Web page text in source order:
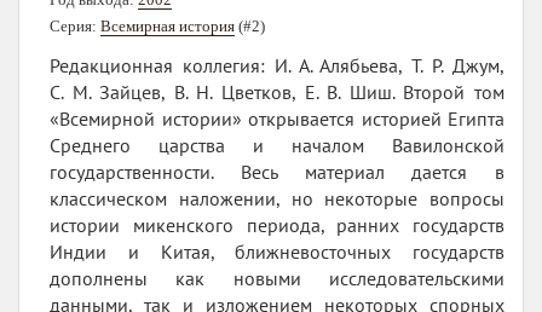
Серия: Всемирная история (#2)
Редакционная коллегия: И. А. Алябьева, Т. Р. Джум,
С. М. Зайцев, В. Н. Цветков, Е. В. Шиш. Второй том
«Всемирной истории» открывается историей Египта
Среднего царства и началом Вавилонской
государственности. Весь материал дается в
классическом наложении, но некоторые вопросы
истории микенского периода, ранних государств
Индии и Китая, ближневосточных государств
дополнены как новыми исследовательскими
данными, так и изложением некоторых спорных